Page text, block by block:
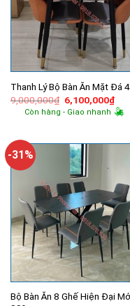
Thanh Lý Bộ Bàn Ăn Mặt Đá
9,000,000₫ Giá
gốc
là:
6,100,000₫Giá
hiện
tại
Còn hàng - Giao nhanh
-31%
Bộ Bàn Ăn 8 Ghế Hiện Đại